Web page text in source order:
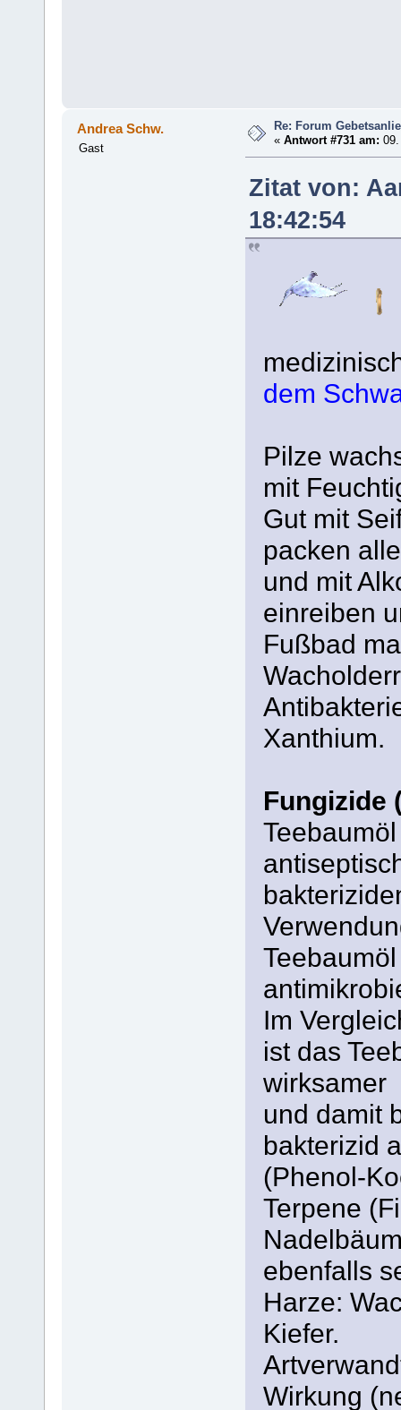
Andrea Schw.
Gast
Re: Forum
«Antwort #731 am:
Zitat von:
18:42:54
dem
Pilze
mit
Gut mit
packen
und mit
einreiben
Fußbad
Xanthium.
Fungizide
Im
ist das
wirksamer
und damit
bakterizid
(Phenol-
Terpene
ebenfalls
Harze:
Kiefer.
Wirkung